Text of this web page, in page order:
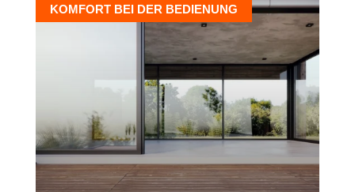
KOMFORT BEI DER BEDIENUNG